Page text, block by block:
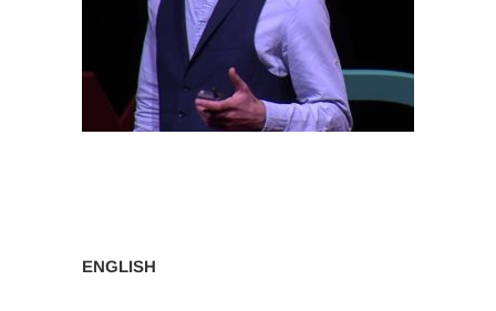
ENGLISH